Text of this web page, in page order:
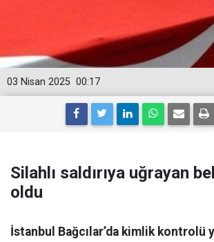
00:17
03 Nisan 2025
Silahlı saldırıya uğrayan
oldu
İstanbul Bağcılar’da kimlik kontrolü